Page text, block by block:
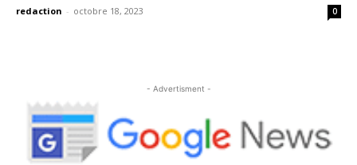
redaction - octobre 18, 2023 0
- Advertisment -